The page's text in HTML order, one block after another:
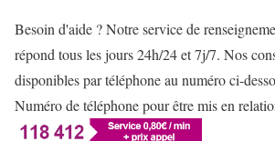
Besoin d'aide ? Notre service de
répond tous les jours 24h/24 et 7j/7. Nos
disponibles par téléphone au numéro ci-
Numéro de téléphone pour être mis en